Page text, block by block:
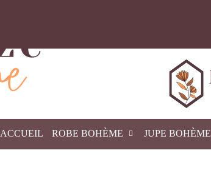
ACCUEIL ROBE BOHÈME JUPE BOHÈME